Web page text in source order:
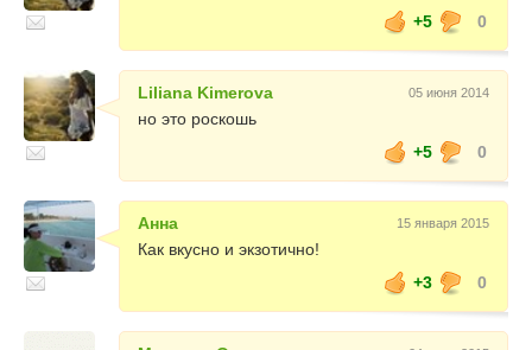
+5
0
Liliana Kimerova 05 июня 2014
но это роскошь
+5
0
Анна 15 января 2015
Как вкусно и экзотично!
+3
0